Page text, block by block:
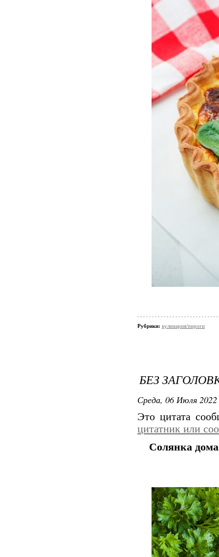
Рубрики: кулинария/пироги
БЕЗ
Среда, 06 Июля
Это цитата
цитатник или
Солянка